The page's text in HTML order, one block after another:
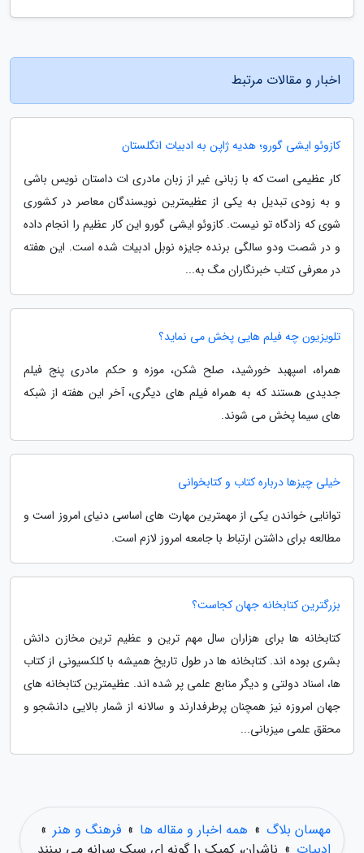
اخبار و مقالات مرتبط
کازوئو ایشی گورو؛ هدیه ژاپن به ادبیات انگلستان
کار عظیمی است که با زبانی غیر از زبان مادری ات داستان نویس باشی
و به زودی تبدیل به یکی از عظیمترین نویسندگان معاصر در کشوری
شوی که زادگاه تو نیست. کازوئو ایشی گورو این کار عظیم را انجام داده
و در شصت ودو سالگی برنده جایزه نوبل ادبیات شده است. این هفته
در معرفی کتاب خبرنگاران مگ به...
تلویزیون چه فیلم هایی پخش می نماید؟
همراه، اسپهبد خورشید، صلح شکن، موزه و حکم مادری پنج فیلم
جدیدی هستند که به همراه فیلم های دیگری، آخر این هفته از شبکه
های سیما پخش می شوند.
خیلی چیزها درباره کتاب و کتابخوانی
توانایی خواندن یکی از مهمترین مهارت های اساسی دنیای امروز است و
مطالعه برای داشتن ارتباط با جامعه امروز لازم است.
بزرگترین کتابخانه جهان کجاست؟
کتابخانه ها برای هزاران سال مهم ترین و عظیم ترین مخازن دانش
بشری بوده اند. کتابخانه ها در طول تاریخ همیشه با کلکسیونی از کتاب
ها، اسناد دولتی و دیگر منابع علمی پر شده اند. عظیمترین کتابخانه های
جهان امروزه نیز همچنان پرطرفدارند و سالانه از شمار بالایی دانشجو و
محقق علمی میزبانی...
مهسان بلاگ » همه اخبار و مقاله ها » فرهنگ و هنر »